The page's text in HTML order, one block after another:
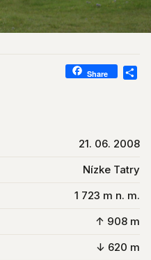
Share
21. 06. 2008
Nízke Tatry
1 723 m n. m.
↑ 908 m
↓ 620 m